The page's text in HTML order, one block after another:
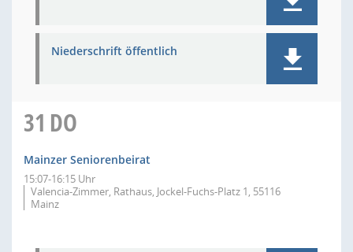
Niederschrift öffentlich
31 DO
Mainzer Seniorenbeirat
15:07-16:15 Uhr
Valencia-Zimmer, Rathaus, Jockel-Fuchs-Platz 1, 55116
Mainz